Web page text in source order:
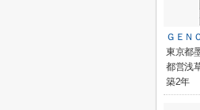
ＧＥＮ
東京都
都営浅
築2年